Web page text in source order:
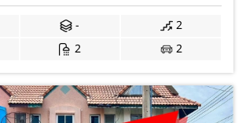
-
2
2 2